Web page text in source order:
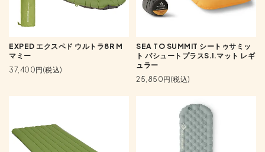
EXPED エクスペド ウルトラ8R M
マミー
37,400円(税込)
SEA TO SUMMIT シートゥサミッ
ト パシュートプラスS.I.マット レギ
ュラー
25,850円(税込)